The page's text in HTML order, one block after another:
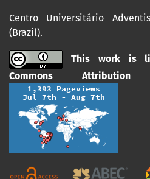
Centro Universitário
(Brazil).
This work is
Commons